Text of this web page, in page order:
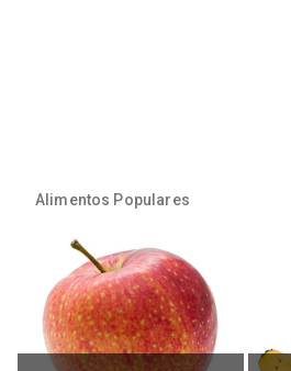
Alimentos Populares